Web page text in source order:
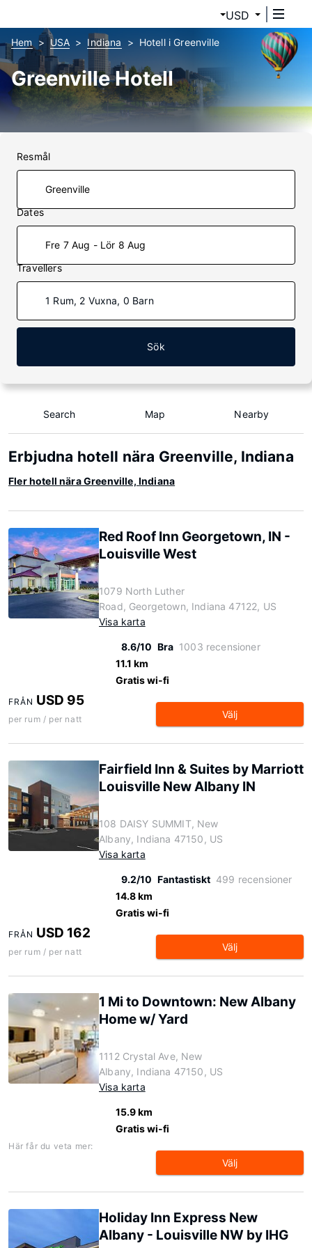
USD
Hem USA Indiana Hotell i Greenville
Greenville Hotell
Resmål
Dates
Fre 7 Aug - Lör 8 Aug
Travellers
1 Rum, 2 Vuxna, 0 Barn
Sök
Search Map Nearby
Erbjudna hotell nära Greenville, Indiana
Fler hotell nära Greenville, Indiana
Red Roof Inn Georgetown, IN -
Louisville West
1079 North Luther
Road, Georgetown, Indiana 47122, US
Visa karta
8.6/10 Bra 1003 recensioner
11.1 km
Gratis wi-fi
FRÅN USD 95
per rum / per natt Välj
Fairfield Inn & Suites by Marriott
Louisville New Albany IN
108 DAISY SUMMIT, New
Albany, Indiana 47150, US
Visa karta
9.2/10 Fantastiskt 499 recensioner
14.8 km
Gratis wi-fi
FRÅN USD 162
per rum / per natt Välj
1 Mi to Downtown: New Albany
Home w/ Yard
1112 Crystal Ave, New
Albany, Indiana 47150, US
Visa karta
15.9 km
Gratis wi-fi
Här får du veta mer:
Välj
Holiday Inn Express New
Albany - Louisville NW by IHG